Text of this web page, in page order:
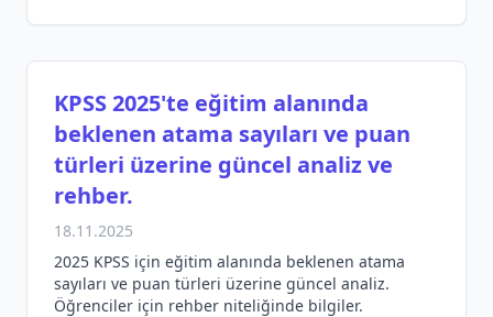
KPSS 2025'te eğitim alanında
beklenen atama sayıları ve puan
türleri üzerine güncel analiz ve
rehber.
18.11.2025
2025 KPSS için eğitim alanında beklenen atama
sayıları ve puan türleri üzerine güncel analiz.
Öğrenciler için rehber niteliğinde bilgiler.